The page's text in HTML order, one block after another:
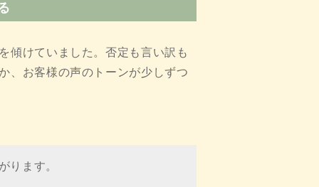
傾けていました。否定も言い訳も
、お客様の声のトーンが少しずつ
ります。